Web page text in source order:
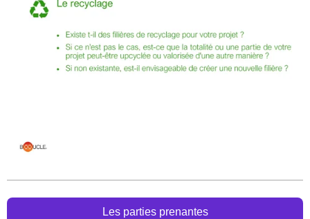
Les parties prenantes